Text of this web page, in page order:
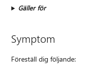
Gäller för
Symptom
Föreställ dig följande: